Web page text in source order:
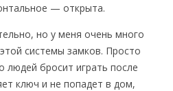
— открыта.
но у меня очень много
системы замков. Просто
людей бросит играть после
ключ и не попадет в дом,